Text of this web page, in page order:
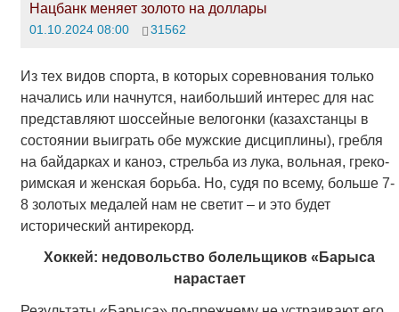
Нацбанк меняет золото на доллары
01.10.2024 08:00 31562
Из тех видов спорта, в которых соревнования только
начались или начнутся, наибольший интерес для нас
представляют шоссейные велогонки (казахстанцы в
состоянии выиграть обе мужские дисциплины), гребля
на байдарках и каноэ, стрельба из лука, вольная, греко-
римская и женская борьба. Но, судя по всему, больше 7-
8 золотых медалей нам не светит – и это будет
исторический антирекорд.
Хоккей: недовольство болельщиков «Барыса
нарастает